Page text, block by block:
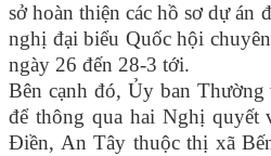
sở hoàn thiện các hồ sơ dự
nghị đại biểu Quốc hội
ngày 26 đến 28-3 tới.
Bên cạnh đó, Ủy ban
để thông qua hai Nghị quyết
Điền, An Tây thuộc thị xã